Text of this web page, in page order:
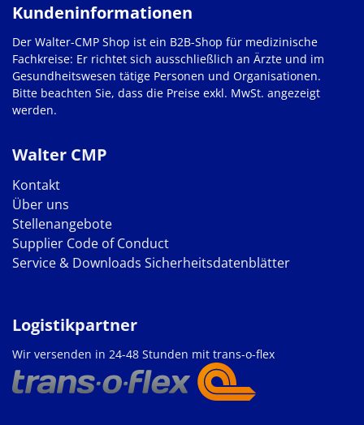
Walter CMP
Kontakt
Über uns
Stellenangebote
Supplier Code of Conduct
Service & Downloads Sicherheitsdatenblätter
Kundeninformationen
Der Walter-CMP Shop ist ein B2B-Shop für medizinische
Fachkreise: Er richtet sich ausschließlich an Ärzte und im
Gesundheitswesen tätige Personen und Organisationen.
Bitte beachten Sie, dass die Preise exkl. MwSt. angezeigt
werden.
Logistikpartner
Wir versenden in 24-48 Stunden mit trans-o-flex